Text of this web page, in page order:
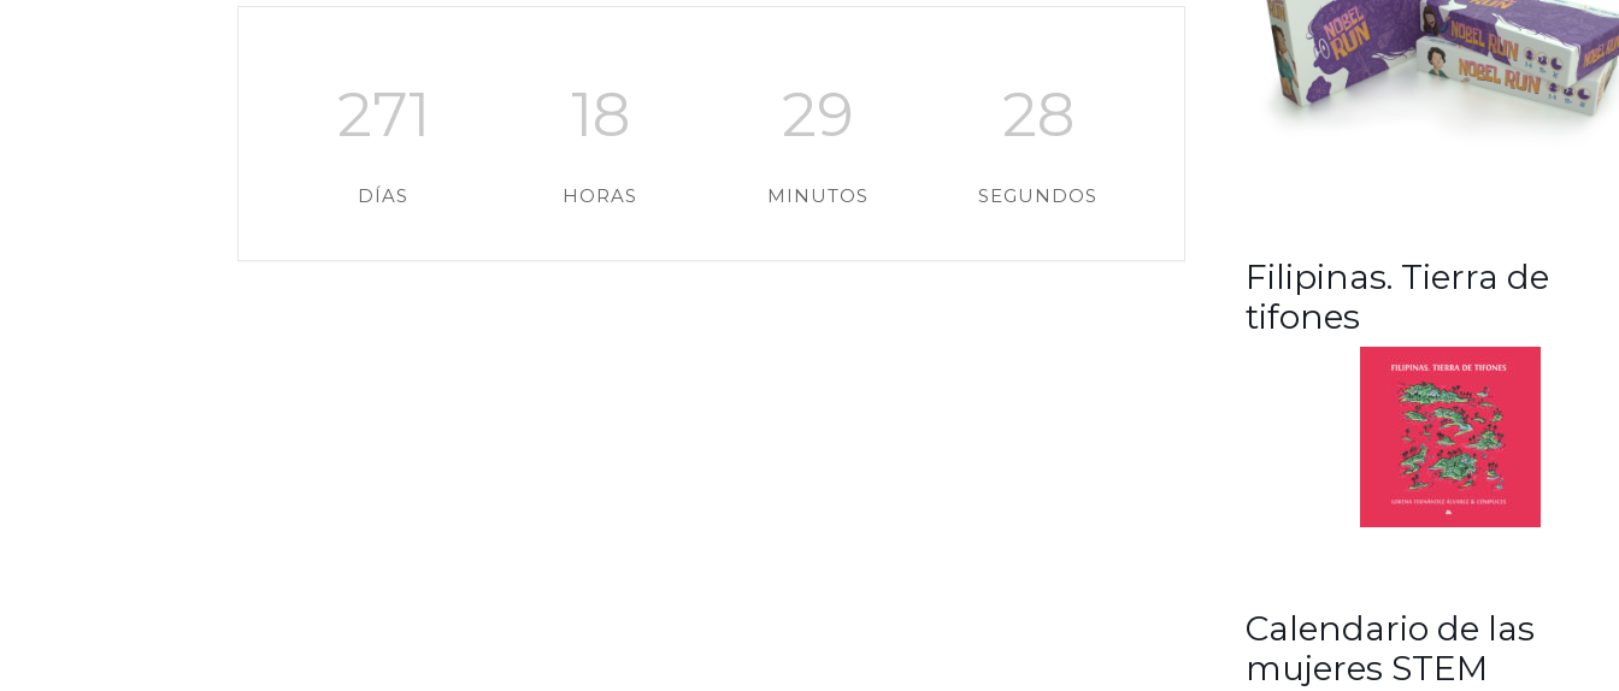
271
DÍAS
18
HORAS
29
MINUTOS
27
SEGUNDOS
Filipinas. Tierra de
tifones
Calendario de las
mujeres STEM